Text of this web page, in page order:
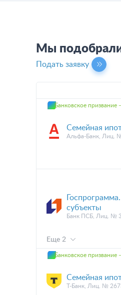
Мы подобрали
Подать заявку
Банковское призвание
Семейная
Альфа-Банк, Лиц.
субъекты
Банк ПСБ, Лиц. №
Еще 2
Банковское призвание
Семейная
Т-Банк, Лиц. №